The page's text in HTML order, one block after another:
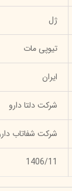
ژل
تیوپی مات
ایران
شرکت دلتا دارو
شرکت شفاتاب
1406/11